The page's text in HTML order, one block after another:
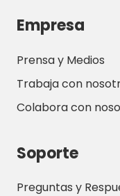
disfrutar de
encontrará
Empresa
Prensa y Medios
Trabaja con
Colabora con
Soporte
Preguntas y